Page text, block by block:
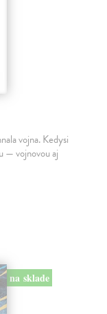
vojna. Kedysi
— vojnovou aj
na sklade